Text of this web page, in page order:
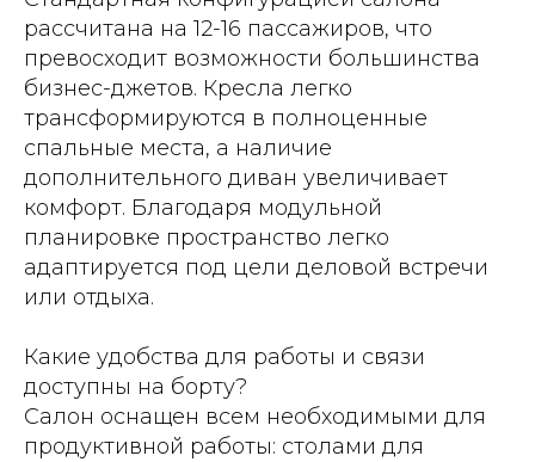
рассчитана на 12-16 пассажиров, что
превосходит возможности большинства
бизнес-джетов. Кресла легко
трансформируются в полноценные
спальные места, а наличие
дополнительного диван увеличивает
комфорт. Благодаря модульной
планировке пространство легко
адаптируется под цели деловой встречи
или отдыха.
Какие удобства для работы и связи
доступны на борту?
Салон оснащен всем необходимыми для
продуктивной работы: столами для